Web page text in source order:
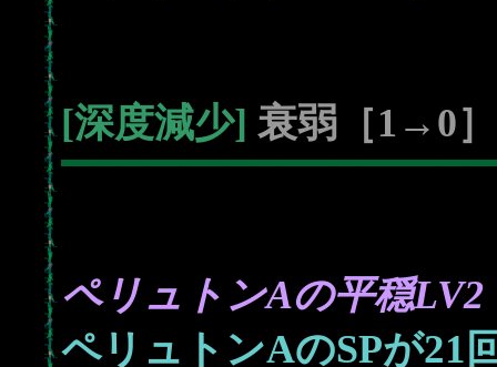
[深度減少] 衰弱［1→0］
ペリュトンAの平穏LV2
ペリュトンAのSPが21